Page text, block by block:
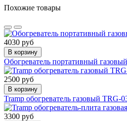
Похожие товары
4030 руб
В корзину
Обогреватель портативный
2500 руб
В корзину
Tramp обогреватель газовый TRG-
3300 руб